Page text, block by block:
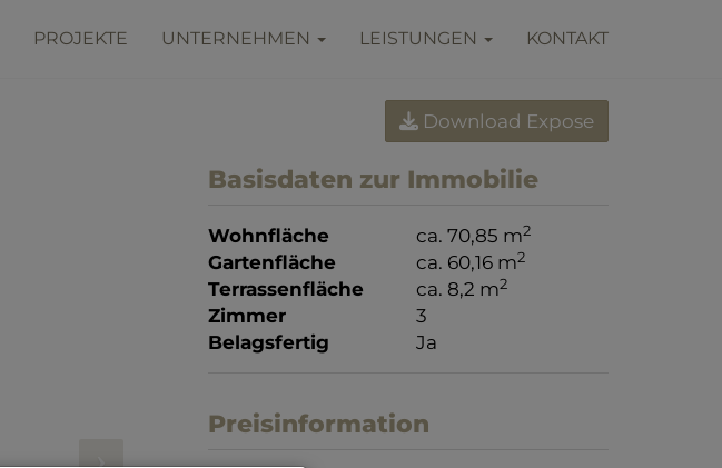
PROJEKTE UNTERNEHMEN LEISTUNGEN KONTAKT
Download Expose
Basisdaten zur Immobilie
Wohnfläche ca. 70,85 m2
Gartenfläche ca. 60,16 m2
Terrassenfläche ca. 8,2 m2
Zimmer
3
Belagsfertig
Ja
Preisinformation